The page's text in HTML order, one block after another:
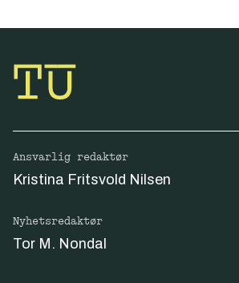
Ansvarlig redaktør
Kristina Fritsvold Nilsen
Nyhetsredaktør
Tor M. Nondal